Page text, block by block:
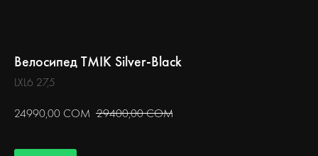
Велосипед TMIK Silver-Black
LXL6 27,5
24990,00 СОМ 29400,00СОМ